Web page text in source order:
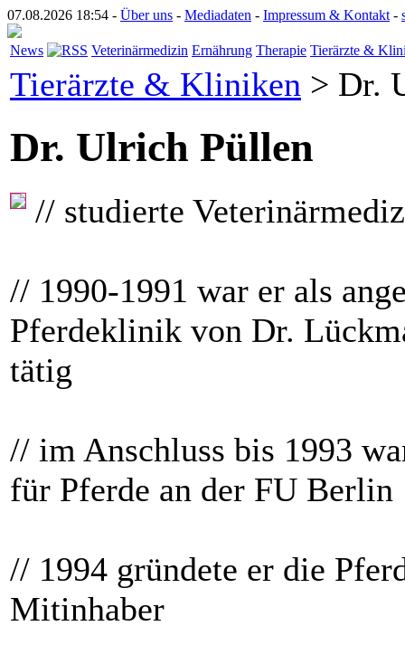
07.08.2026 18:54 - Über uns - Mediadaten - Impressum & Kontakt -
News Veterinärmedizin Ernährung Therapie Tierärzte &
Tierärzte & Kliniken > Dr.
Dr. Ulrich Püllen
// studierte
// 1990-1991 war er als
Pferdeklinik von Dr.
tätig
// im Anschluss bis 1993
für Pferde an der FU Berlin
// 1994 gründete er die
Mitinhaber